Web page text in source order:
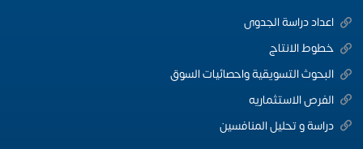
اعداد دراسة الجدوى
خطوط الانتاج
البحوث التسويقية واحصائيات السوق
الفرص الاستثماريه
دراسة و تحليل المنافسين